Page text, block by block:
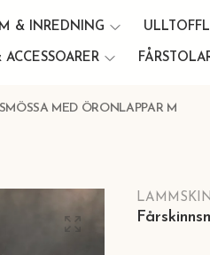
& INREDNING
MED ÖRONLAPPAR M